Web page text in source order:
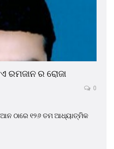
ରମଜାନ ର ରୋଜା
0
ଠାରେ ୧୨୬ ତମ ଆଧ୍ୟାତ୍ମିକ